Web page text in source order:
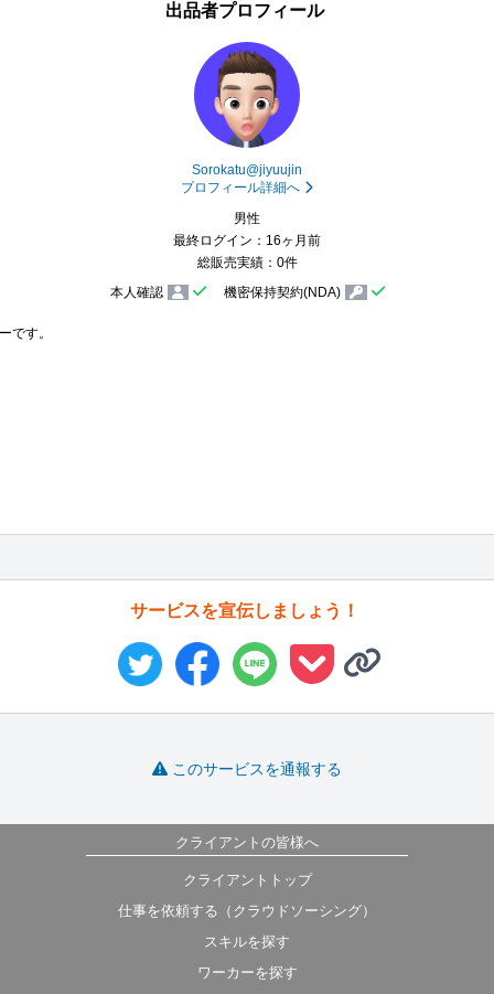
出品者プロフィール
Sorokatu@jiyuujin
プロフィール詳細へ
男性
最終ログイン：16ヶ月前
総販売実績：0件
本人確認
機密保持契約(NDA)
です。
サービスを宣伝しましょう！
このサービスを通報する
クライアントの皆様へ
クライアントトップ
仕事を依頼する（クラウドソーシング）
スキルを探す
ワーカーを探す